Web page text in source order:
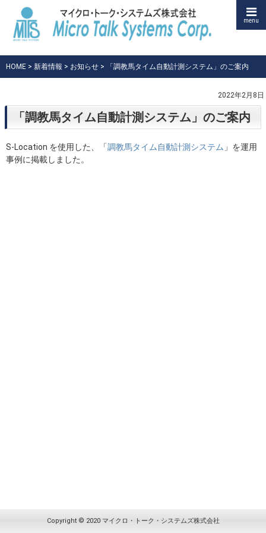
menu
HOME > 新着情報 > お知らせ > 「調教馬タイム自動計測システム」のご案内
2022年2月8日
「調教馬タイム自動計測システム」のご案内
S-Location を使用した、「調教馬タイム自動計測システム 」を運用
事例に掲載しました。
Copyright © 2020 マイクロ・トーク・システムズ株式会社